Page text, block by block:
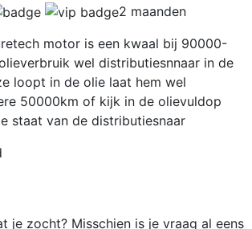
2 maanden
motor is een kwaal bij 90000-
wel distributiesnnaar in de
loopt in de olie laat hem wel
50000km of kijk in de olievuldop
staat van de distributiesnaar
je zocht? Misschien is je vraag al eens